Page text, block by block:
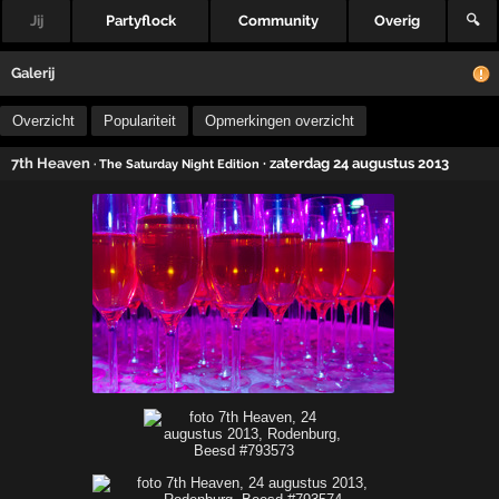
Jij Partyflock Community Overig 🔍
Galerij
Overzicht Populariteit Opmerkingen overzicht
7th Heaven · The Saturday Night Edition · zaterdag 24 augustus 2013